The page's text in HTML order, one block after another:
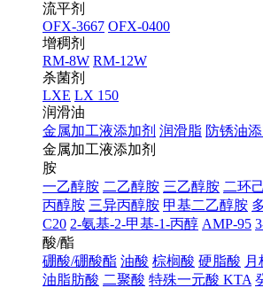
流平剂
OFX-3667 OFX-0400
增稠剂
RM-8W RM-12W
杀菌剂
LXE LX 150
润滑油
金属加工液添加剂 润滑脂 防锈油
金属加工液添加剂
胺
一乙醇胺 二乙醇胺 三乙醇胺 二环
丙醇胺 三异丙醇胺 甲基二乙醇胺
C20 2-氨基-2-甲基-1-丙醇 AMP-95
酸/酯
硼酸/硼酸酯 油酸 棕榈酸 硬脂酸 月
油脂肪酸 二聚酸 特殊一元酸 KTA